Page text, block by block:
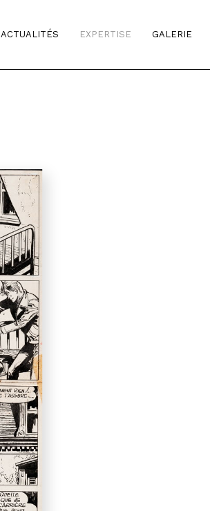
ACTUALITÉS EXPERTISE GALERIE